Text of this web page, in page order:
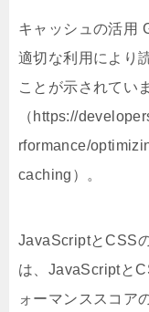
キャッシュの活用
適切な利用により
ことが示されてい
（https://
rformance/
caching）。
JavaScriptとCSS
は、JavaScriptと
ォーマンススコア